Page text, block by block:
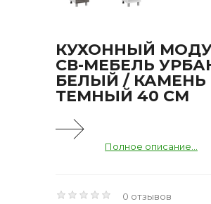
КУХОННЫЙ
СВ-МЕБЕЛЬ
БЕЛЫЙ / КАМЕНЬ
ТЕМНЫЙ 40 СМ
Полное описание...
0 отзывов